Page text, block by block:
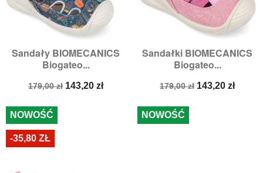
Sandały BIOMECANICS
Biogateo...
Cena
179,00 zł Cena
143,20 zł
Sandałki BIOMECANICS
Biogateo...
Cena
179,00 zł Cena
143,20 zł
NOWOŚĆ
-35,80 ZŁ
NOWOŚĆ